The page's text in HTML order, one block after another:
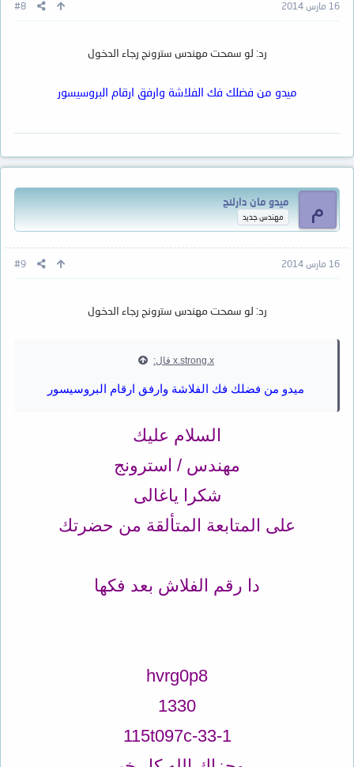
16 مارس 2014 #8
رد: لو سمحت مهندس سترونج رجاء الدخول
ميدو من فضلك فك الفلاشة وارفق ارقام البروسيسور
م ميدو مان دارلنج
مهندس جديد
16 مارس 2014 #9
رد: لو سمحت مهندس سترونج رجاء الدخول
x.strong.x قال:
ميدو من فضلك فك الفلاشة وارفق ارقام البروسيسور
السلام عليك
مهندس / استرونج
شكرا ياغالى
على المتابعة المتألقة من حضرتك
دا رقم الفلاش بعد فكها
hvrg0p8
1330
115t097c-33-1